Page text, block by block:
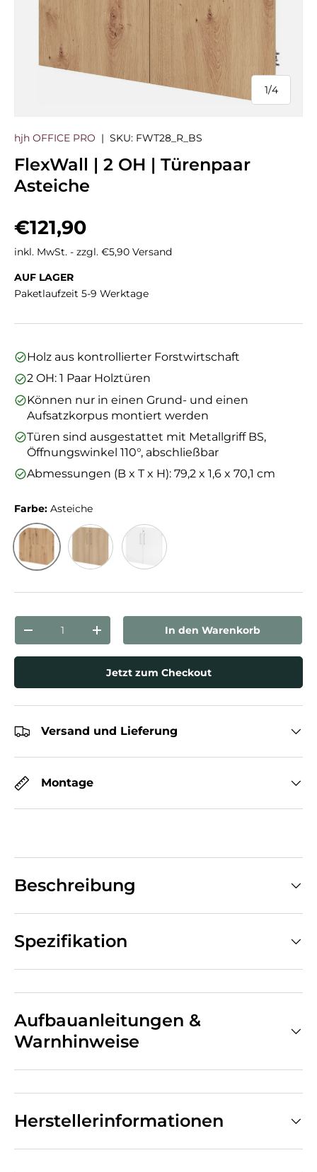
1/
von
4
hjh OFFICE PRO | SKU: FWT28_R_BS
FlexWall | 2 OH | Türenpaar
Asteiche
Normaler Preis
€121,90
inkl. MwSt. - zzgl. €5,90 Versand
AUF LAGER
Paketlaufzeit 5-9 Werktage
Holz aus kontrollierter Forstwirtschaft
2 OH: 1 Paar Holztüren
Können nur in einen Grund- und einen
Aufsatzkorpus montiert werden
Türen sind ausgestattet mit Metallgriff BS,
Öffnungswinkel 110°, abschließbar
Abmessungen (B x T x H): 79,2 x 1,6 x 70,1 cm
Farbe: Asteiche
Menge verringernMenge erhöhenIn den Warenkorb
Jetzt zum Checkout
Versand und Lieferung
Montage
Beschreibung
Spezifikation
Aufbauanleitungen &
Warnhinweise
Herstellerinformationen